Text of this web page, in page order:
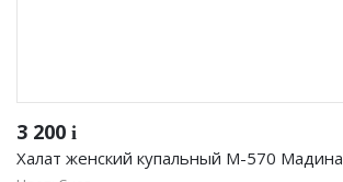
3 200 i
Халат женский купальный М-570 Мадина